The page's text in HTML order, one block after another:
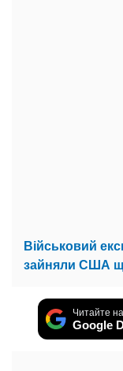
Військовий
зайняли США
Читайте
Google